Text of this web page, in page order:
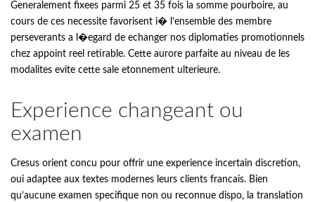
Generalement fixees parmi 25 et 35 fois la somme pourboire, au
cours de ces necessite favorisent i� l’ensemble des membre
perseverants a l�egard de echanger nos diplomaties promotionnels
chez appoint reel retirable. Cette aurore parfaite au niveau de les
modalites evite cette sale etonnement ulterieure.
Experience changeant ou
examen
Cresus orient concu pour offrir une experience incertain discretion,
oui adaptee aux textes modernes leurs clients francais. Bien
qu’aucune examen specifique non ou reconnue dispo, la translation